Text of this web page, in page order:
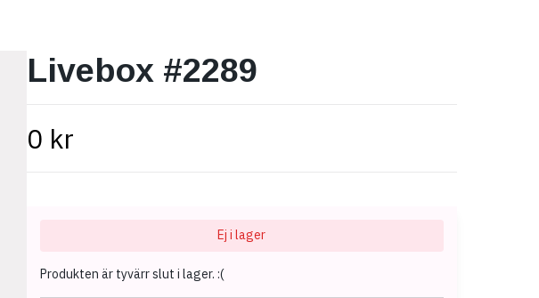
Livebox #2289
0 kr
Ej i lager
Produkten är tyvärr slut i lager. :(